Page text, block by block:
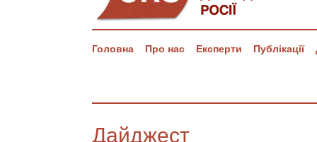
Головна Про нас Експерти Публікації
Дайджест